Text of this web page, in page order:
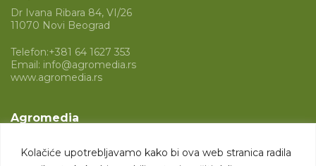
Kolačiće upotrebljavamo kako bi ova web stranica radila
Dr Ivana Ribara 84, VI/26
11070 Novi Beograd
Telefon:+381 64 1627 353
Email: info@agromedia.rs
www.agromedia.rs
Agromedia